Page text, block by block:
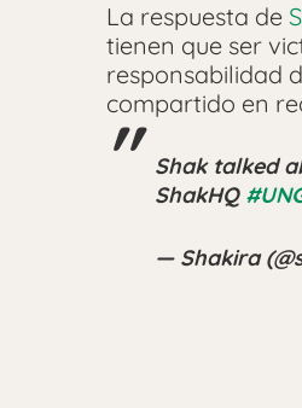
La respuesta de
tienen que ser
responsabilidad
compartido en
Shak talked
ShakHQ
— Shakira